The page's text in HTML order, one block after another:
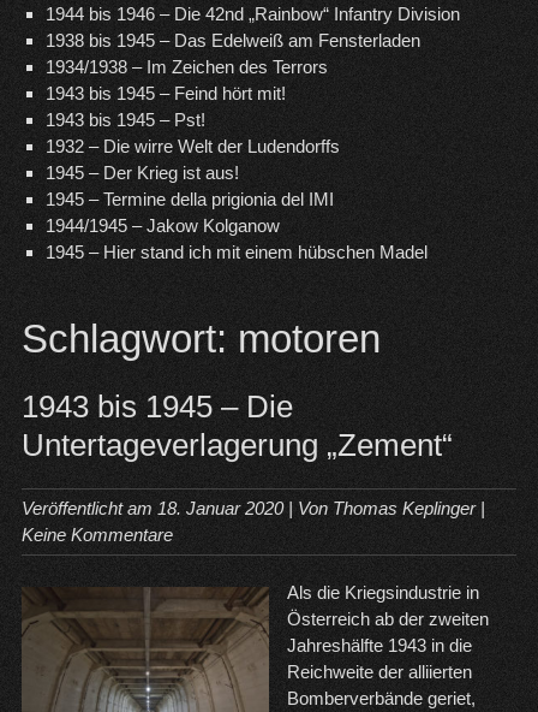
1944 bis 1946 – Die 42nd „Rainbow“ Infantry Division
1938 bis 1945 – Das Edelweiß am Fensterladen
1934/1938 – Im Zeichen des Terrors
1943 bis 1945 – Feind hört mit!
1943 bis 1945 – Pst!
1932 – Die wirre Welt der Ludendorffs
1945 – Der Krieg ist aus!
1945 – Termine della prigionia del IMI
1944/1945 – Jakow Kolganow
1945 – Hier stand ich mit einem hübschen Madel
Schlagwort: motoren
1943 bis 1945 – Die
Untertageverlagerung „Zement“
Veröffentlicht am 18. Januar 2020| Von Thomas Keplinger|
Keine Kommentare
Als die Kriegsindustrie in
Österreich ab der zweiten
Jahreshälfte 1943 in die
Reichweite der alliierten
Bomberverbände geriet,